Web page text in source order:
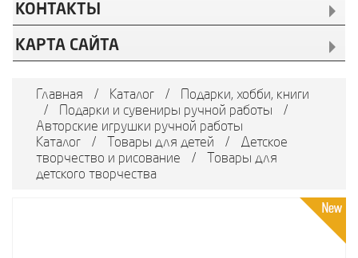
КОНТАКТЫ
КАРТА САЙТА
Главная / Каталог /
Подарки, хобби, книги
/
Подарки и сувениры ручной работы
/
Авторские игрушки ручной работы
Каталог
/ Товары для детей /
Детское
творчество и рисование
/
Товары для
детского творчества